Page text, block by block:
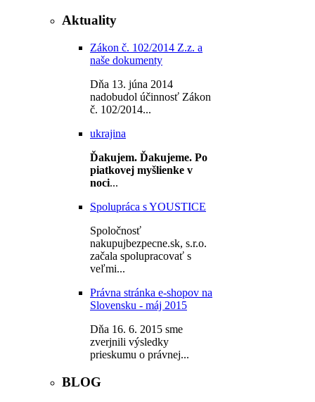
Aktuality
Zákon č. 102/2014 Z.z. a
naše dokumenty
Dňa 13. júna 2014
nadobudol účinnosť Zákon
č. 102/2014...
ukrajina
Ďakujem. Ďakujeme. Po
piatkovej myšlienke v
noci...
Spolupráca s YOUSTICE
Spoločnosť
nakupujbezpecne.sk, s.r.o.
začala spolupracovať s
veľmi...
Právna stránka e-shopov na
Slovensku - máj 2015
Dňa 16. 6. 2015 sme
zverjnili výsledky
prieskumu o právnej...
BLOG